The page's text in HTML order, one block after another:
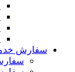
سفارش خدمات
سفارش